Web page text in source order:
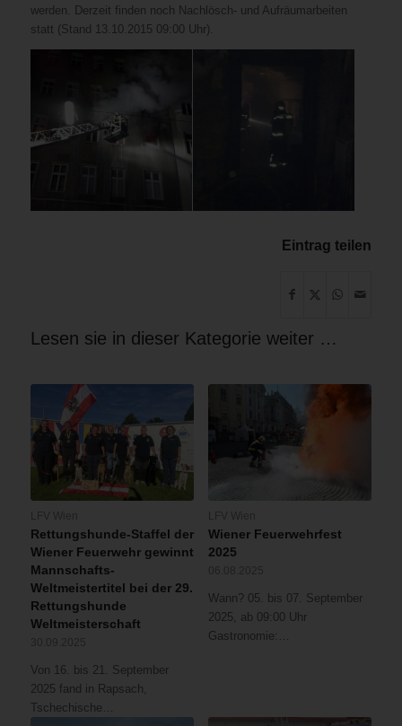
werden. Derzeit finden noch Nachlösch- und Aufräumarbeiten
statt (Stand 13.10.2015 09:00 Uhr).
Eintrag teilen
Lesen sie in dieser Kategorie weiter …
Rettungshunde-Staffel der
Wiener Feuerwehr gewinnt
Mannschafts-
Weltmeistertitel bei der 29.
Rettungshunde
Weltmeisterschaft
Von 16. bis 21. September
2025 fand in Rapsach,
Tschechische…
Wiener Feuerwehrfest
2025
Wann? 05. bis 07. September
2025, ab 09:00 Uhr
Gastronomie:…